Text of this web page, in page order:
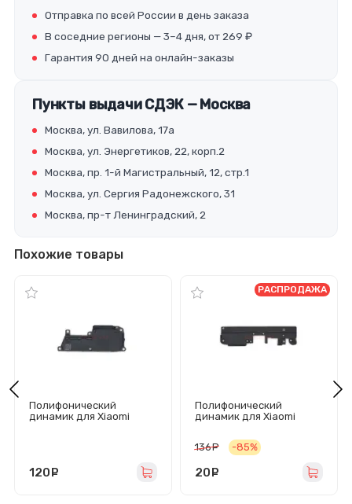
Отправка по всей России в день заказа
В соседние регионы — 3–4 дня, от 269 ₽
Гарантия 90 дней на онлайн-заказы
Пункты выдачи СДЭК — Москва
Москва, ул. Вавилова, 17а
Москва, ул. Энергетиков, 22, корп.2
Москва, пр. 1-й Магистральный, 12, стр.1
Москва, ул. Сергия Радонежского, 31
Москва, пр-т Ленинградский, 2
Похожие товары
Полифонический
динамик для Xiaomi
120
Полифонический
динамик для Xiaomi
РАСПРОДАЖА
136 руб.
-85%
20